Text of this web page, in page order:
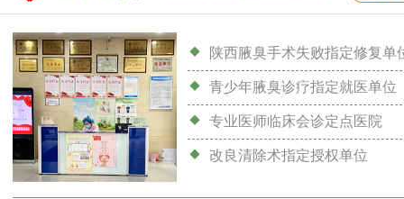
陕西腋臭手术失败指定修复单
青少年腋臭诊疗指定就医单位
专业医师临床会诊定点医院
改良清除术指定授权单位